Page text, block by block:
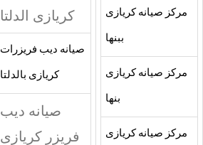
مركز صيانه كريازى
ببنها
مركز صيانه كريازى
بنها
مركز صيانه كريازى
كريازى الدلتا
صيانه ديب فريزرات
كريازى بالدلتا
صيانه ديب
فريزر كريازى